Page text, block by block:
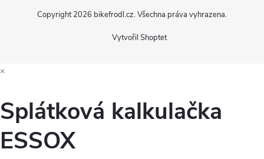
Vytvořil Shoptet
Copyright 2026 bikefrodl.cz. Všechna práva vyhrazena.
×
Splátková kalkulačka
ESSOX